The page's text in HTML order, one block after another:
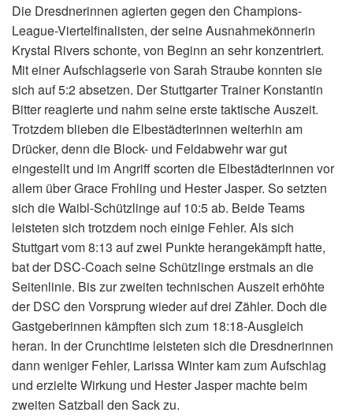
Die Dresdnerinnen agierten gegen den Champions-
League-Viertelfinalisten, der seine Ausnahmekönnerin
Krystal Rivers schonte, von Beginn an sehr konzentriert.
Mit einer Aufschlagserie von Sarah Straube konnten sie
sich auf 5:2 absetzen. Der Stuttgarter Trainer Konstantin
Bitter reagierte und nahm seine erste taktische Auszeit.
Trotzdem blieben die Elbestädterinnen weiterhin am
Drücker, denn die Block- und Feldabwehr war gut
eingestellt und im Angriff scorten die Elbestädterinnen vor
allem über Grace Frohling und Hester Jasper. So setzten
sich die Waibl-Schützlinge auf 10:5 ab. Beide Teams
leisteten sich trotzdem noch einige Fehler. Als sich
Stuttgart vom 8:13 auf zwei Punkte herangekämpft hatte,
bat der DSC-Coach seine Schützlinge erstmals an die
Seitenlinie. Bis zur zweiten technischen Auszeit erhöhte
der DSC den Vorsprung wieder auf drei Zähler. Doch die
Gastgeberinnen kämpften sich zum 18:18-Ausgleich
heran. In der Crunchtime leisteten sich die Dresdnerinnen
dann weniger Fehler, Larissa Winter kam zum Aufschlag
und erzielte Wirkung und Hester Jasper machte beim
zweiten Satzball den Sack zu.